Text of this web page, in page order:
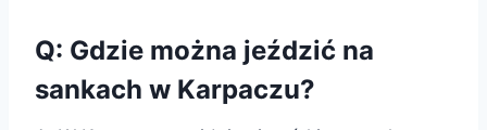
Q: Gdzie można jeździć na
sankach w Karpaczu?